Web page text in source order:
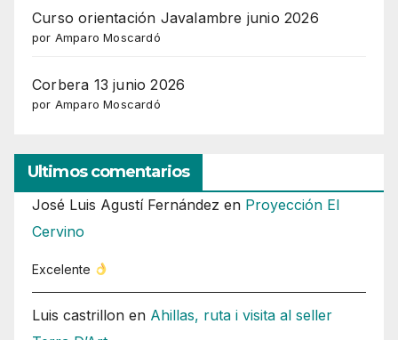
Curso orientación Javalambre junio 2026
por Amparo Moscardó
Corbera 13 junio 2026
por Amparo Moscardó
Ultimos comentarios
José Luis Agustí Fernández en Proyección El
Cervino
Excelente
Luis castrillon en Ahillas, ruta i visita al seller